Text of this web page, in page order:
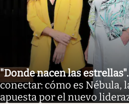
"Donde nacen las estrellas".
conectar: cómo es Nébula,
apuesta por el nuevo